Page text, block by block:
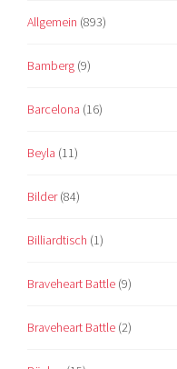
Allgemein (893)
Bamberg (9)
Barcelona (16)
Beyla (11)
Bilder(84)
Billiardtisch (1)
Braveheart Battle (9)
Braveheart Battle (2)